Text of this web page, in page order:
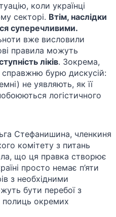
коли українці
секторі. Втім, наслідки
суперечливими.
вже висловили
правила можуть
ліків. Зокрема,
бурю дискусій:
не уявляють, як її
логістичного
Стефанишина, членкиня
комітету з питань
що ця правка створює
просто немає п’яти
з необхідними
бути перебої з
полиць окремих